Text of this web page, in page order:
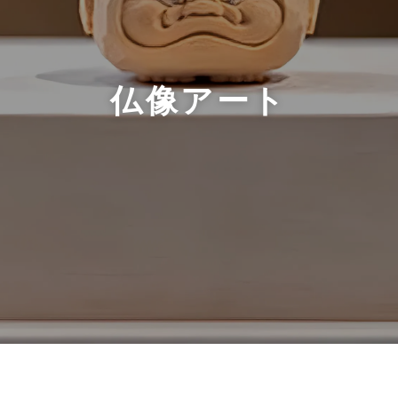
仏像アート